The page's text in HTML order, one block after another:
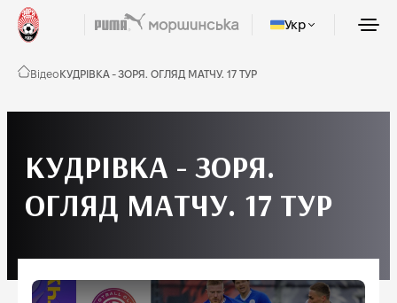
Укр
ВідеоКУДРІВКА - ЗОРЯ. ОГЛЯД МАТЧУ. 17 ТУР
КУДРІВКА - ЗОРЯ.
ОГЛЯД МАТЧУ. 17 ТУР